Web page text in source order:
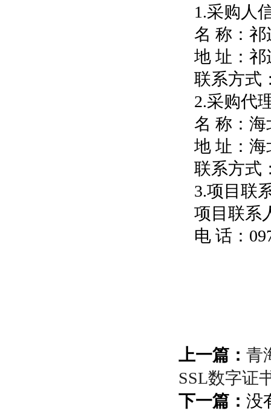
1.采购人
名 称：
地 址：
联系方式
2.采购代
名 称：
地 址：
联系方式
3.项目联
项目联系
电 话：
上一篇： 青
SSL数字证
下一篇： 没